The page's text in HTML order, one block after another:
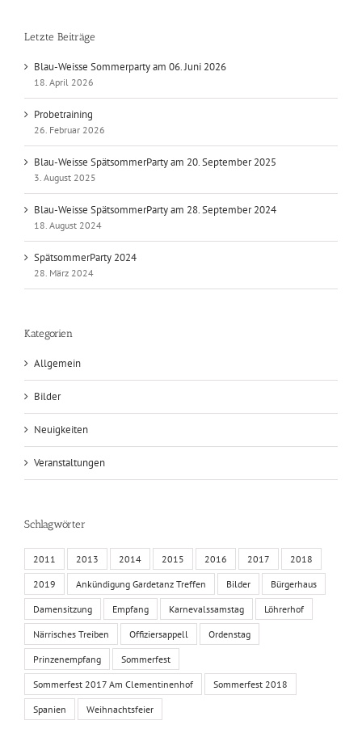
Letzte Beiträge
Blau-Weisse Sommerparty am 06. Juni 2026
18. April 2026
Probetraining
26. Februar 2026
Blau-Weisse SpätsommerParty am 20. September 2025
3. August 2025
Blau-Weisse SpätsommerParty am 28. September 2024
18. August 2024
SpätsommerParty 2024
28. März 2024
Kategorien
Allgemein
Bilder
Neuigkeiten
Veranstaltungen
Schlagwörter
2011 2013 2014 2015 2016 2017 2018
2019 Ankündigung Gardetanz Treffen Bilder Bürgerhaus
Damensitzung Empfang Karnevalssamstag Löhrerhof
Närrisches Treiben Offiziersappell Ordenstag
Prinzenempfang Sommerfest
Sommerfest 2017 Am Clementinenhof Sommerfest 2018
Spanien Weihnachtsfeier